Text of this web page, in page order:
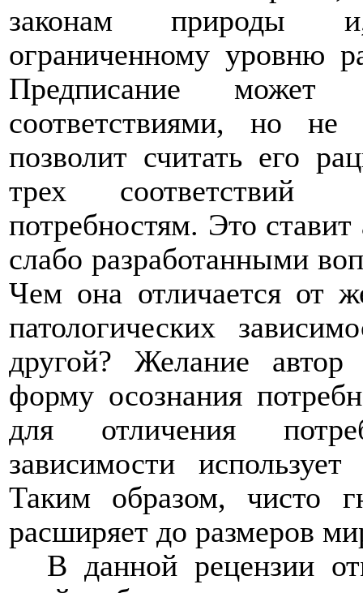
законам природы
ограниченному уровню
Предписание может
соответствиями, но
позволит считать его
трех соответствий
потребностям. Это
слабо разработанными
Чем она отличается от
патологических
другой? Желание автор
форму осознания
для отличения
зависимости использует
Таким образом, чисто
расширяет до размеров
В данной рецензии